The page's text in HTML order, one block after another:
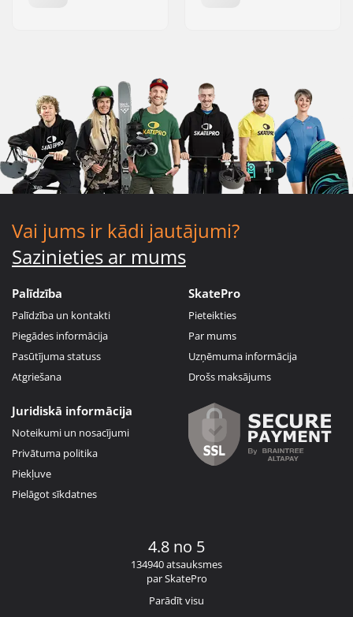
Vai jums ir kādi jautājumi?
Sazinieties ar mums
Palīdzība
Palīdzība un kontakti
Piegādes informācija
Pasūtījuma statuss
Atgriešana
SkatePro
Pieteikties
Par mums
Uzņēmuma informācija
Drošs maksājums
Juridiskā informācija
Noteikumi un nosacījumi
Privātuma politika
Piekļuve
Pielāgot sīkdatnes
4.8 no 5
134940 atsauksmes
par SkatePro
Parādīt visu